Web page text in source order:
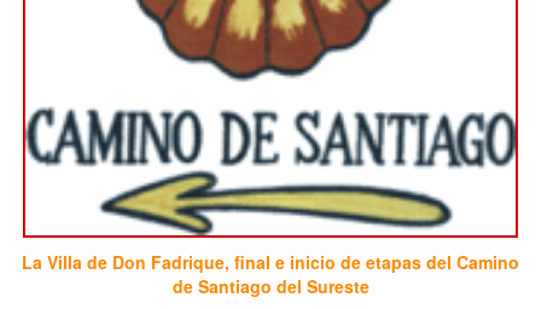
La Villa de Don Fadrique, final e inicio de etapas del Camino
de Santiago del Sureste